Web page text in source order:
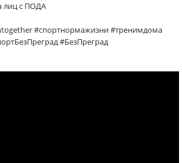
лиц с ПОДА
#спортнормажизни #тренимдома
#БезПреград